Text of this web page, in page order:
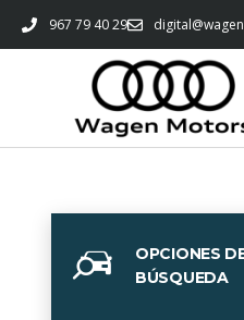
967 79 40 29
OPCIONES
BÚSQUEDA